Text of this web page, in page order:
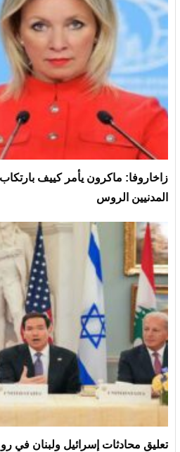
زاخاروفا: ماكرون يأمر كييف
المدنيين الروس
تعليق محادثات إسرائيل ولبنان في